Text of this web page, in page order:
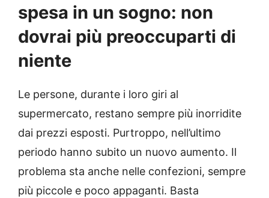
spesa in un sogno: non
dovrai più preoccuparti di
niente
Le persone, durante i loro giri al
supermercato, restano sempre più inorridite
dai prezzi esposti. Purtroppo, nell’ultimo
periodo hanno subito un nuovo aumento. Il
problema sta anche nelle confezioni, sempre
più piccole e poco appaganti. Basta